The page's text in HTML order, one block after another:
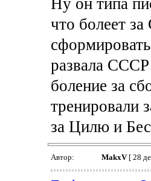
Ну он типа
что болеет
развала СССР
боление за
тренировали
за Цилю и
Автор: MakxV[ 28